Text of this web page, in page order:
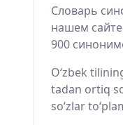
Словарь
нашем
900
O‘zbek
tadan ortiq
so‘zlar